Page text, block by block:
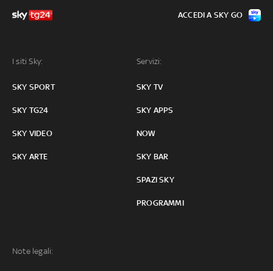
I siti Sky:
SKY SPORT
SKY TG24
SKY VIDEO
SKY ARTE
Servizi:
SKY TV
SKY APPS
NOW
SKY BAR
SPAZI SKY
PROGRAMMI
Note legali:
ACCEDI A SKY GO